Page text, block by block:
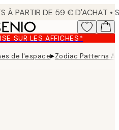
SUR LES AFFICHES*
de l'espace▸Zodiac Patterns